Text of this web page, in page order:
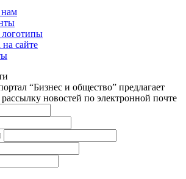
логотипы
сайте
“Бизнес и общество” предлагает
новостей по электронной почте